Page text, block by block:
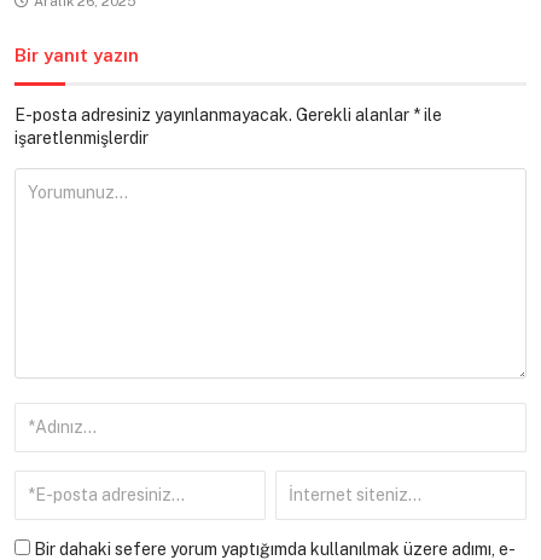
Bir yanıt yazın
E-posta adresiniz yayınlanmayacak. Gerekli alanlar *ile
işaretlenmişlerdir
Bir dahaki sefere yorum yaptığımda kullanılmak üzere adımı, e-